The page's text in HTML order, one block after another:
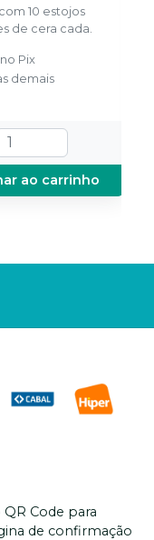
10 estojos
de cera cada.
no Pix
demais
ao carrinho
Code para
de confirmação